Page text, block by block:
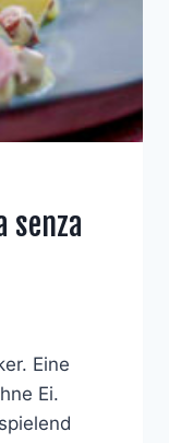
senza
Eine
Ei.